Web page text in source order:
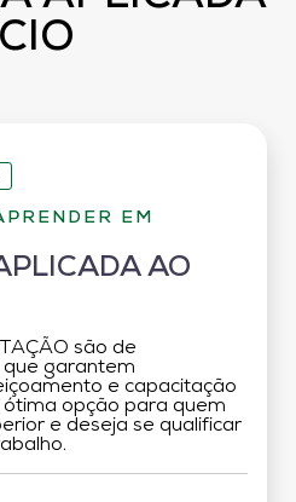
EM
AO
são de
garantem
e capacitação
ótima opção para quem
e deseja se qualificar